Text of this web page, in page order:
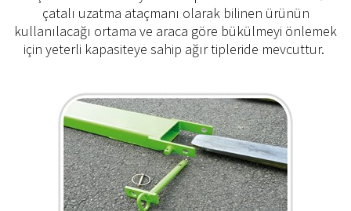
çatalı uzatma ataçmanı olarak bilinen ürünün
kullanılacağı ortama ve araca göre bükülmeyi önlemek
için yeterli kapasiteye sahip ağır tipleride mevcuttur.